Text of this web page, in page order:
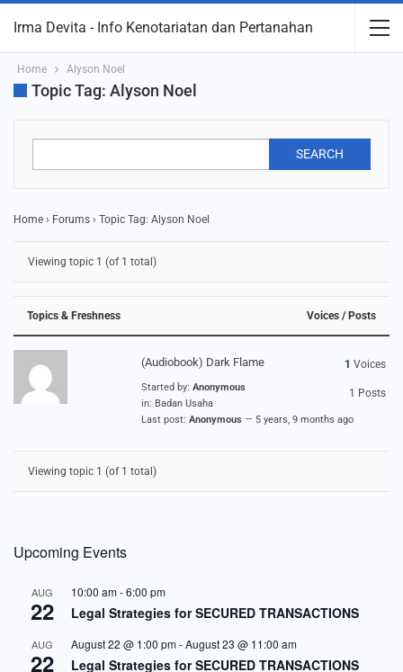
Irma Devita - Info Kenotariatan dan Pertanahan
Home Alyson Noel
Topic Tag: Alyson Noel
Home › Forums › Topic Tag: Alyson Noel
Viewing topic 1 (of 1 total)
Topics & Freshness Voices / Posts
(Audiobook) Dark Flame
Started by:Anonymous
in: Badan Usaha
Last post:Anonymous — 5 years, 9 months ago
1 Voices
1 Posts
Viewing topic 1 (of 1 total)
Upcoming Events
AUG
22
10:00 am-6:00 pm
Legal Strategies for SECURED TRANSACTIONS
AUG
22
August 22 @ 1:00 pm-August 23 @ 11:00 am
Legal Strategies for SECURED TRANSACTIONS